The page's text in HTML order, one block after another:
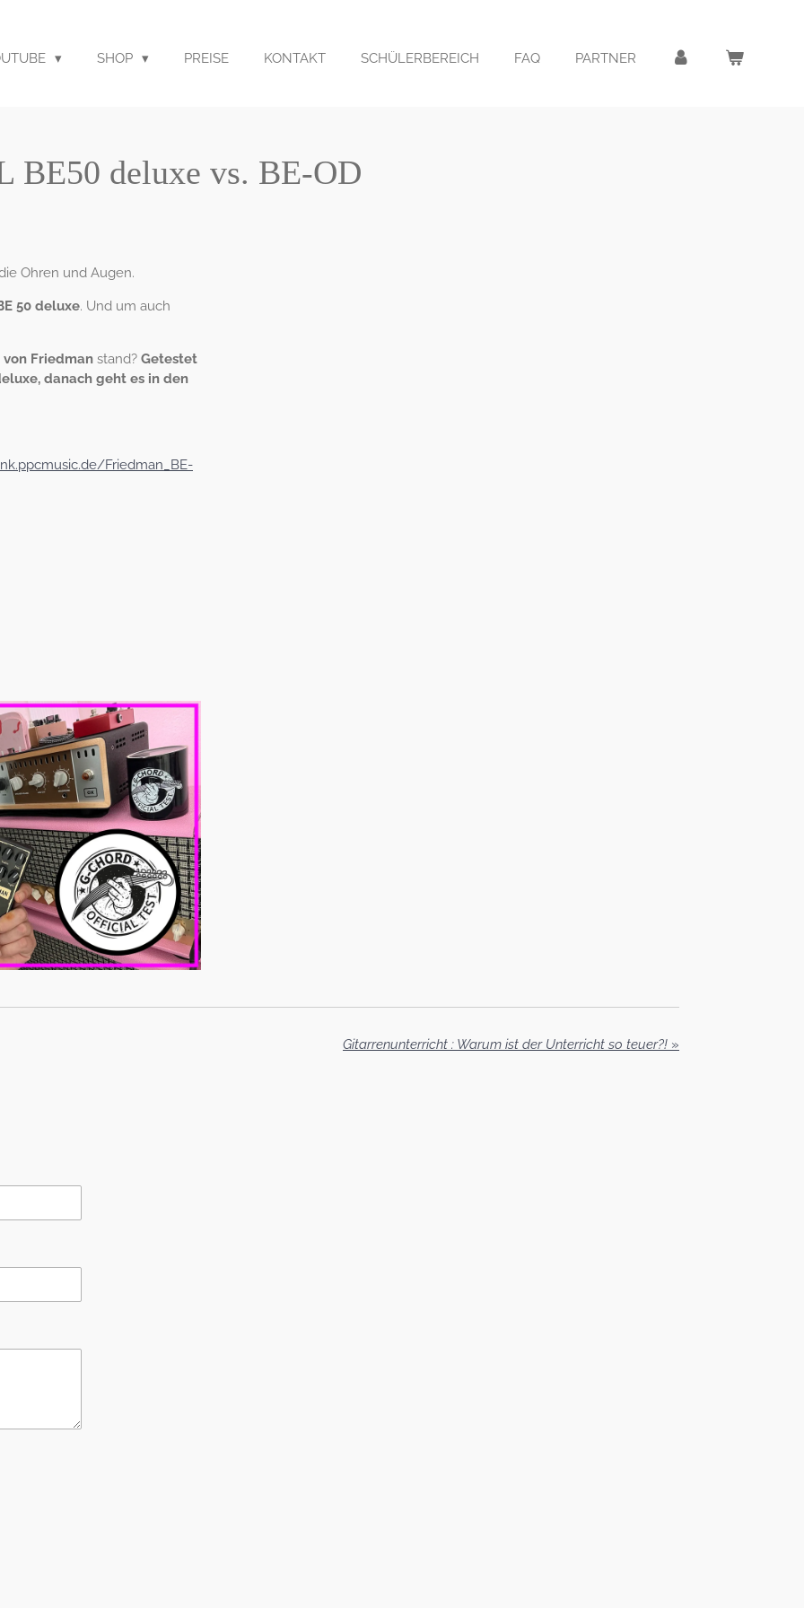
SHOP PREISE KONTAKT SCHÜLERBEREICH FAQ PARTNER
BE50 deluxe vs. BE-OD
Ohren und Augen.
50 deluxe. Und um auch
von Friedman stand? Getestet
danach geht es in den
Friedman_BE-
Gitarrenunterricht : Warum ist der Unterricht so teuer?! »